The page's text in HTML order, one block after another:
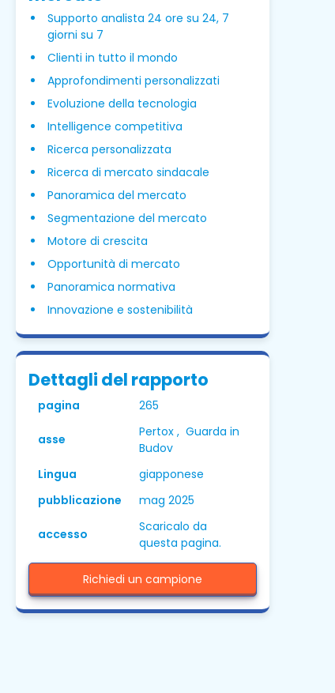
Supporto analista 24 ore su 24, 7
giorni su 7
Clienti in tutto il mondo
Approfondimenti personalizzati
Evoluzione della tecnologia
Intelligence competitiva
Ricerca personalizzata
Ricerca di mercato sindacale
Panoramica del mercato
Segmentazione del mercato
Motore di crescita
Opportunità di mercato
Panoramica normativa
Innovazione e sostenibilità
Dettagli del rapporto
pagina 265
asse
Pertox , Guarda in
Budov
Lingua
giapponese
pubblicazione
mag 2025
accesso
Scaricalo da
questa pagina.
Richiedi un campione